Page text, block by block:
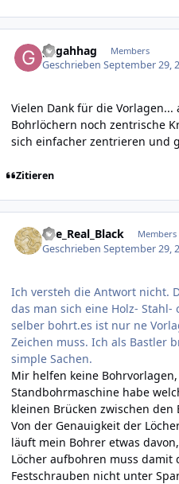
gagahhag Members
GeschriebenSeptember 29,
Vielen Dank für die
Bohrlöchern noch zentrische
sich einfacher zentrieren und
Zitieren
The_Real_Black Members
GeschriebenSeptember 29,
Ich versteh die Antwort nicht.
das man sich eine Holz-
selber bohrt.es ist nur ne
Zeichen muss. Ich als Bastler
simple Sachen.
Mir helfen keine
Standbohrmaschine habe
kleinen Brücken zwischen
Von der Genauigkeit der
läuft mein Bohrer etwas
Löcher aufbohren muss damit
Festschrauben nicht unter